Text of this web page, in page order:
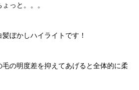
っと。。。
ぼかしハイライトです！
の明度差を抑えてあげると全体的に柔